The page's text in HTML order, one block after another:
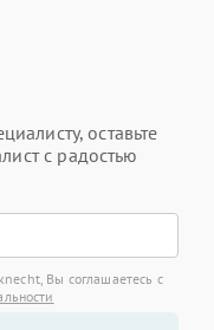
оставьте
с радостью
Вы соглашаетесь с